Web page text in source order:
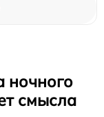
ночного
смысла